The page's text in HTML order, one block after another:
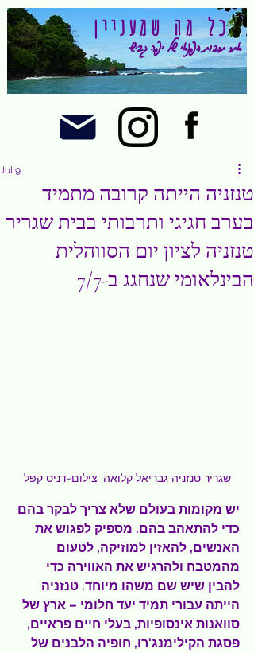
אתר תרבות הפנאי של יפה גביש
כל מה שמעניין
טנזניה הייתה קרובה מתמיד
בערב חגיגי ותרבותי בבית שגריר
טנזניה לציון יום הסווהלית
הבינלאומי שנחגג ב-7/7
Jul 9
שגריר טנזניה גבריאל קלואה. צילום-דניס קפל
יש מקומות בעולם שלא צריך לבקר בהם
כדי להתאהב בהם. מספיק לפגוש את
האנשים, להאזין למוזיקה, לטעום
מהמטבח ולהרגיש את האווירה כדי
להבין שיש שם משהו מיוחד. טנזניה
הייתה עבורי תמיד יעד חלומי – ארץ של
סוואנות אינסופיות, בעלי חיים פראיים,
פסגת הקילימנג'רו, חופיה הלבנים של